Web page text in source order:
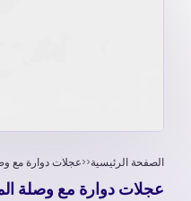
الصفحة الرئيسية عجلات دوارة مع
عجلات دوارة مع وصلة